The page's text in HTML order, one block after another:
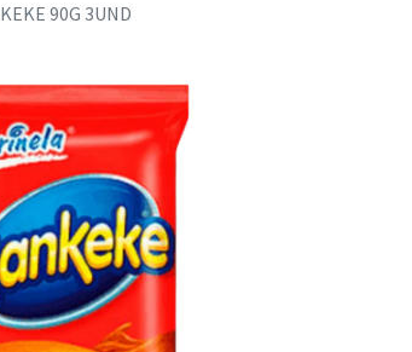
90G 3UND